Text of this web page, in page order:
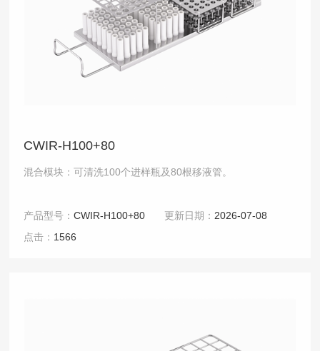
CWIR-H100+80
混合模块：可清洗100个进样瓶及80根移液管。
产品型号：CWIR-H100+80 更新日期： 2026-07-08
点击： 1566